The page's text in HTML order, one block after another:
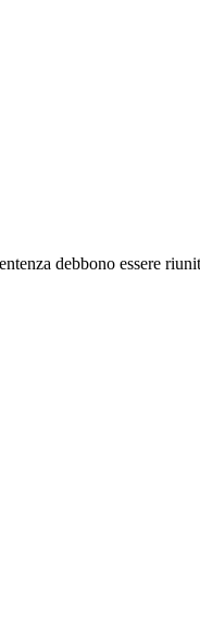
debbono essere